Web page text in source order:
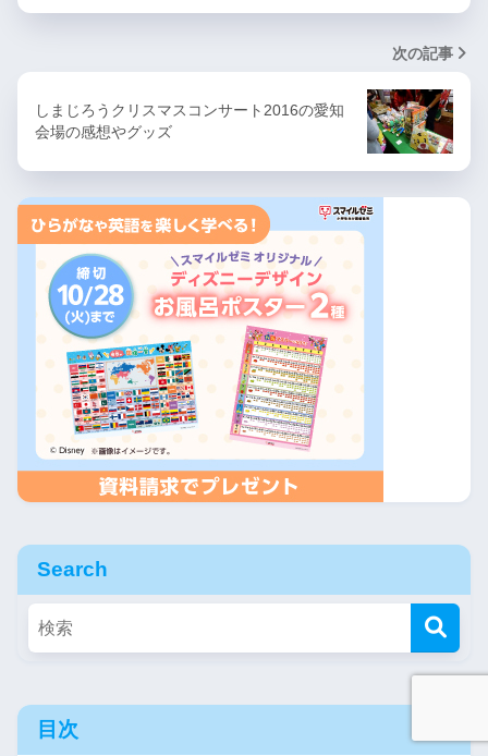
次の記事
しまじろうクリスマスコンサート2016の愛知
会場の感想やグッズ
Search
目次